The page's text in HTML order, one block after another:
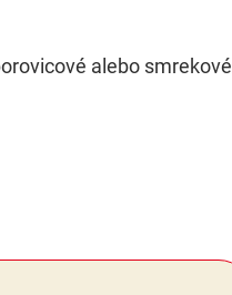
alebo smrekové